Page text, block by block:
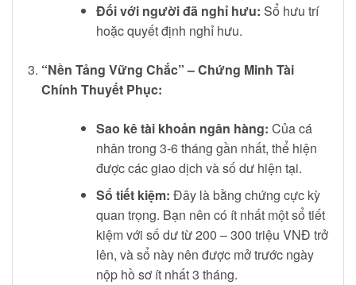
Đối với người đã nghỉ hưu: Sổ hưu trí
hoặc quyết định nghỉ hưu.
“Nền Tảng Vững Chắc” – Chứng Minh Tài
Chính Thuyết Phục:
Sao kê tài khoản ngân hàng: Của cá
nhân trong 3-6 tháng gần nhất, thể hiện
được các giao dịch và số dư hiện tại.
Sổ tiết kiệm: Đây là bằng chứng cực kỳ
quan trọng. Bạn nên có ít nhất một sổ tiết
kiệm với số dư từ 200 – 300 triệu VNĐ trở
lên, và sổ này nên được mở trước ngày
nộp hồ sơ ít nhất 3 tháng.